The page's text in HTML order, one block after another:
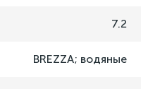
7.2
BREZZA; водяные